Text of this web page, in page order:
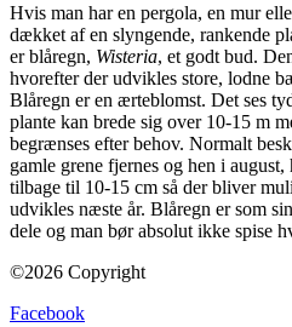
Hvis man har en pergola, en mur
dækket af en slyngende, rankende
er blåregn, Wisteria, et godt bud.
hvorefter der udvikles store, lodne
Blåregn er en ærteblomst. Det ses
plante kan brede sig over 10-15 m
begrænses efter behov. Normalt
gamle grene fjernes og hen i
tilbage til 10-15 cm så der bliver
udvikles næste år. Blåregn er som
dele og man bør absolut ikke spise
©2026 Copyright
Facebook